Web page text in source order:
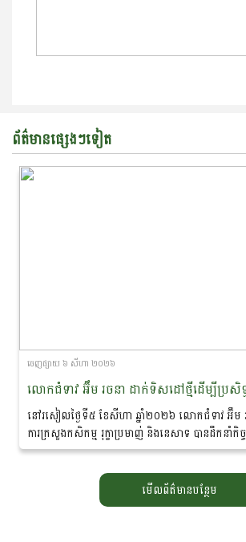
ព័ត៌មានផ្សេងៗទៀត
ចេញ​ផ្សាយ​ ៦ សីហា ២០២៦
នៅរសៀលថ្ងៃទី៥ ខែសីហា ឆ្នាំ២០២៦ លោកជំទាវ អ៊ឹម រ
ការក្រសួងកសិកម្ម រុក្ខាប្រមាញ់ និងនេសាទ បានដឹកនាំកិច្
ជំនាញ ដែលមានលោកបណ្ឌិត...
មើលព័ត៌មានបន្ថែម